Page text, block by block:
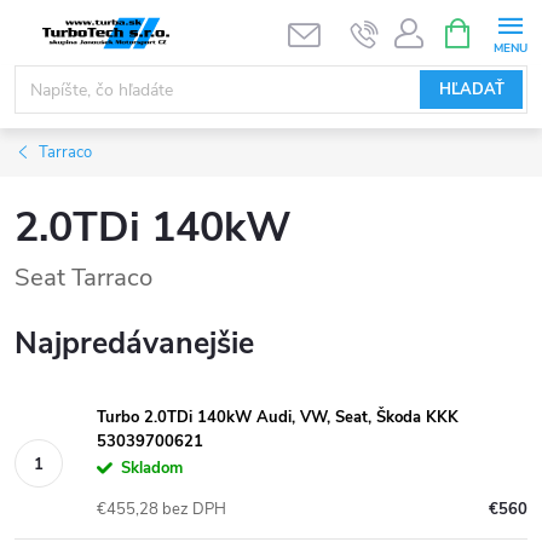
obsah
HĽADAŤ
KOŠÍK
Tarraco
2.0TDi 140kW
Seat Tarraco
Najpredávanejšie
Turbo 2.0TDi 140kW Audi, VW, Seat, Škoda KKK
53039700621
Skladom
€560
€455,28 bez DPH